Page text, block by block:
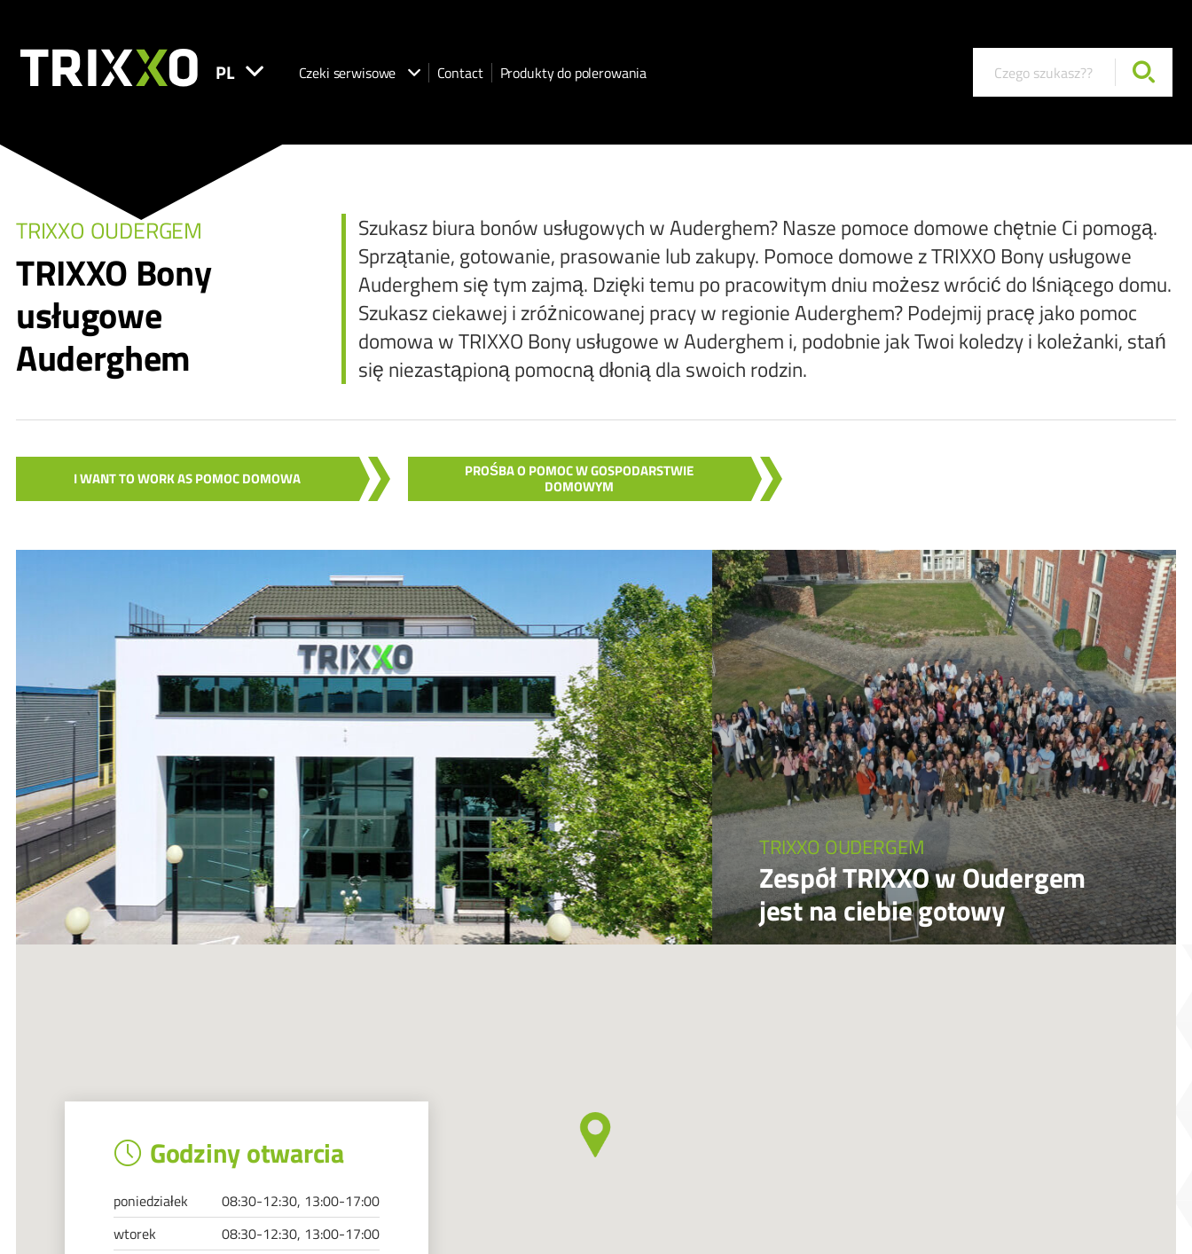
PL Czeki serwisowe Contact Produkty do polerowania
TRIXXO OUDERGEM
TRIXXO Bony
usługowe
Auderghem
Szukasz biura bonów usługowych w Auderghem? Nasze pomoce domowe chętnie Ci pomogą.
Sprzątanie, gotowanie, prasowanie lub zakupy. Pomoce domowe z TRIXXO Bony usługowe
Auderghem się tym zajmą. Dzięki temu po pracowitym dniu możesz wrócić do lśniącego domu.
Szukasz ciekawej i zróżnicowanej pracy w regionie Auderghem? Podejmij pracę jako pomoc
domowa w TRIXXO Bony usługowe w Auderghem i, podobnie jak Twoi koledzy i koleżanki, stań
się niezastąpioną pomocną dłonią dla swoich rodzin.
I WANT TO WORK AS POMOC DOMOWA PROŚBA O POMOC W GOSPODARSTWIE
DOMOWYM
TRIXXO OUDERGEM
Zespół TRIXXO w Oudergem
jest na ciebie gotowy
Godziny otwarcia
poniedziałek
08:30-12:30, 13:00-17:00
wtorek
08:30-12:30, 13:00-17:00